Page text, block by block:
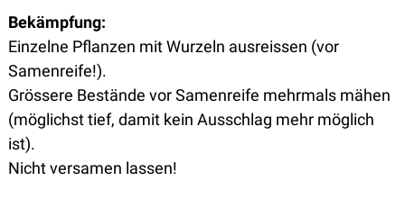
Bekämpfung:
Einzelne Pflanzen mit Wurzeln ausreissen (vor
Samenreife!).
Grössere Bestände vor Samenreife mehrmals mähen
(möglichst tief, damit kein Ausschlag mehr möglich
ist).
Nicht versamen lassen!